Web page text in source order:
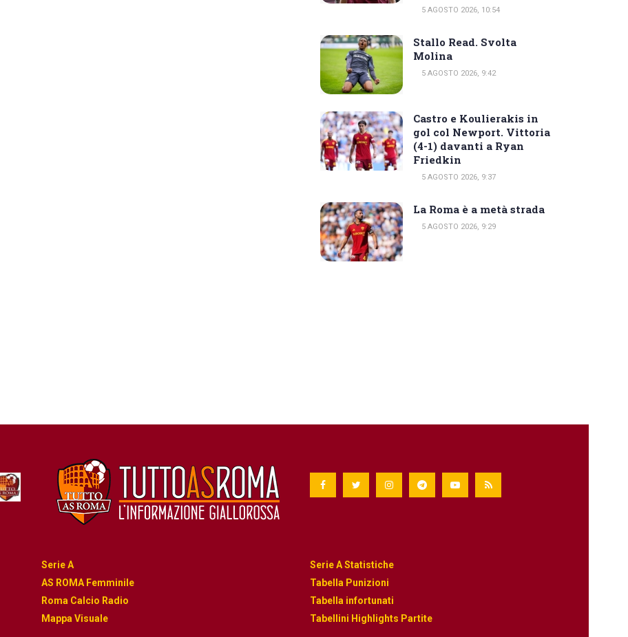
5 AGOSTO 2026, 10:54
Stallo Read. Svolta
Molina
5 AGOSTO 2026, 9:42
Castro e Koulierakis in
gol col Newport. Vittoria
(4-1) davanti a Ryan
Friedkin
5 AGOSTO 2026, 9:37
La Roma è a metà strada
5 AGOSTO 2026, 9:29
Serie A
AS ROMA Femminile
Roma Calcio Radio
Mappa Visuale
Serie A Statistiche
Tabella Punizioni
Tabella infortunati
Tabellini Highlights Partite